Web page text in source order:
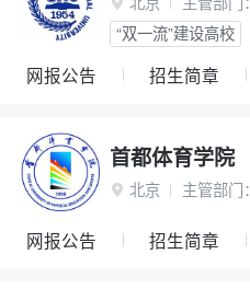
“双一流”建设高校
网报公告 招生简章
首都体育学院
 北京 主管部门：
网报公告 招生简章